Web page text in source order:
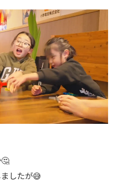
したが😅